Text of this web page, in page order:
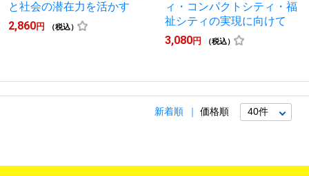
と社会の潜在力を活かす
2,860円 （税込）
ィ・コンパクトシティ・福
祉シティの実現に向けて
3,080円 （税込）
新着順 価格順